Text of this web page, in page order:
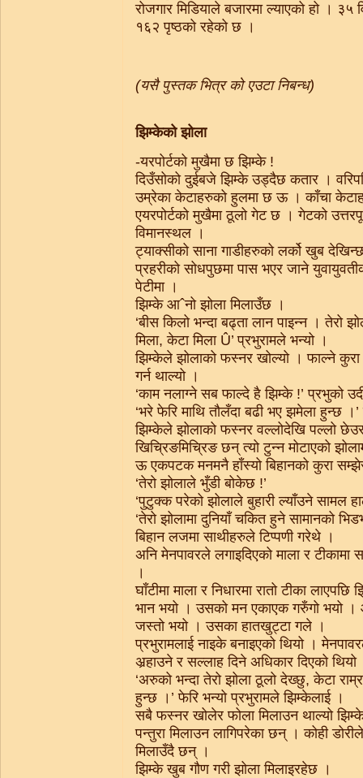
रोजगार मिडियाले बजारमा ल्याएको हो ।
१६२ पृष्ठको रहेको छ ।
(यसै पुस्तक भित्र को एउटा निबन्ध)
झिम्केको झोला
-यरपोर्टको मुखैमा छ झिम्के !
दिउँसोको दुईबजे झिम्के उड्दैछ कतार ।
उम्रेका केटाहरुको हुलमा छ ऊ । काँचा
एयरपोर्टको मुखैमा ठूलो गेट छ । गेटको
विमानस्थल ।
ट्याक्सीको साना गाडीहरुको लर्को खुब
प्रहरीको सोधपुछमा पास भएर जाने
पेटीमा ।
झिम्के आˆनो झोला मिलाउँछ ।
‘बीस किलो भन्दा बढ्ता लान पाइन्न । तेरो
मिला, केटा मिला Û’ प्रभुरामले भन्यो ।
झिम्केले झोलाको फस्नर खोल्यो । फाल्ने
गर्न थाल्यो ।
‘काम नलाग्ने सब फाल्दे है झिम्के !’ प्रभुको
‘भरे फेरि माथि तौलँदा बढी भए झमेला हुन्छ
झिम्केले झोलाको फस्नर वल्लोदेखि पल्लो
खिचि्रङमिचि्रङ छन् त्यो टुन्न मोटाएको
ऊ एकपटक मनमनै हाँस्यो बिहानको कुरा
‘तेरो झोलाले भुँडी बोकेछ !’
‘पुटुक्क परेको झोलाले बुहारी ल्याँउने सामल
‘तेरो झोलामा दुनियाँ चकित हुने सामानको
बिहान लजमा साथीहरुले टिप्पणी गरेथे ।
अनि मेनपावरले लगाइदिएको माला र टीकामा
।
घाँटीमा माला र निधारमा रातो टीका
भान भयो । उसको मन एकाएक गरुँगो
जस्तो भयो । उसका हातखुट्टा गले ।
प्रभुरामलाई नाइके बनाइएको थियो ।
अर्‍हाउने र सल्लाह दिने अधिकार दिएको थियो
‘अरुको भन्दा तेरो झोला ठूलो देख्छु, केटा
हुन्छ ।’ फेरि भन्यो प्रभुरामले झिम्केलाई ।
सबै फस्नर खोलेर फोला मिलाउन थाल्यो
पन्तुरा मिलाउन लागिपरेका छन् । कोही
मिलाउँदै छन् ।
झिम्के खुब गौण गरी झोला मिलाइरहेछ ।